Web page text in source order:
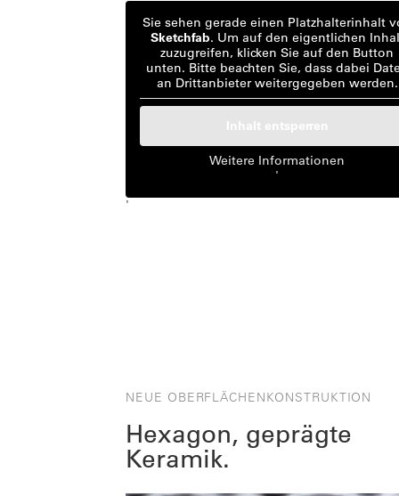
Sie sehen gerade einen Platzhalterinhalt
Sketchfab. Um auf den eigentlichen
zuzugreifen, klicken Sie auf den Button
unten. Bitte beachten Sie, dass dabei
an Drittanbieter weitergegeben werden.
Inhalt entsperren
Weitere Informationen
'
'
NEUE OBERFLÄCHENKONSTRUKTION
Hexagon, geprägte
Keramik.